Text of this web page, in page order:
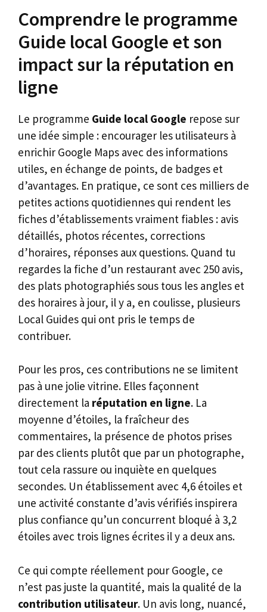
Comprendre le programme
Guide local Google et son
impact sur la réputation en
ligne
Le programme Guide local Google repose sur
une idée simple : encourager les utilisateurs à
enrichir Google Maps avec des informations
utiles, en échange de points, de badges et
d’avantages. En pratique, ce sont ces milliers de
petites actions quotidiennes qui rendent les
fiches d’établissements vraiment fiables : avis
détaillés, photos récentes, corrections
d’horaires, réponses aux questions. Quand tu
regardes la fiche d’un restaurant avec 250 avis,
des plats photographiés sous tous les angles et
des horaires à jour, il y a, en coulisse, plusieurs
Local Guides qui ont pris le temps de
contribuer.
Pour les pros, ces contributions ne se limitent
pas à une jolie vitrine. Elles façonnent
directement la réputation en ligne. La
moyenne d’étoiles, la fraîcheur des
commentaires, la présence de photos prises
par des clients plutôt que par un photographe,
tout cela rassure ou inquiète en quelques
secondes. Un établissement avec 4,6 étoiles et
une activité constante d’avis vérifiés inspirera
plus confiance qu’un concurrent bloqué à 3,2
étoiles avec trois lignes écrites il y a deux ans.
Ce qui compte réellement pour Google, ce
n’est pas juste la quantité, mais la qualité de la
contribution utilisateur. Un avis long, nuancé,